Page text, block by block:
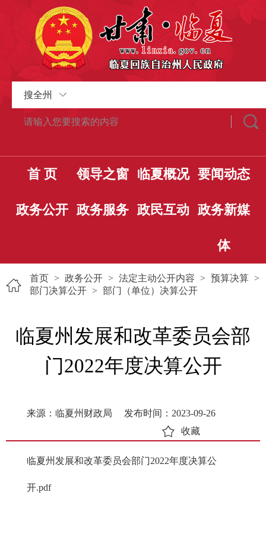
搜全州
首 页 领导之窗 临夏概况 要闻动态
政务公开 政务服务 政民互动 政务新媒
体
首页 > 政务公开 > 法定主动公开内容 > 预算决算 >
部门决算公开 > 部门（单位）决算公开
临夏州发展和改革委员会部
门2022年度决算公开
来源：临夏州财政局
发布时间：2023-09-26
收藏
临夏州发展和改革委员会部门2022年度决算公
开.pdf